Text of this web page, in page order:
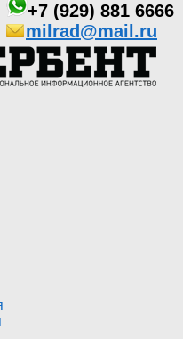
+7 (929) 881 6666
milrad@mail.ru